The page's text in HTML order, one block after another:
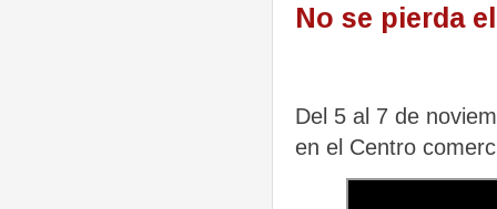
No se pierda
Del 5 al 7 de
en el Centro